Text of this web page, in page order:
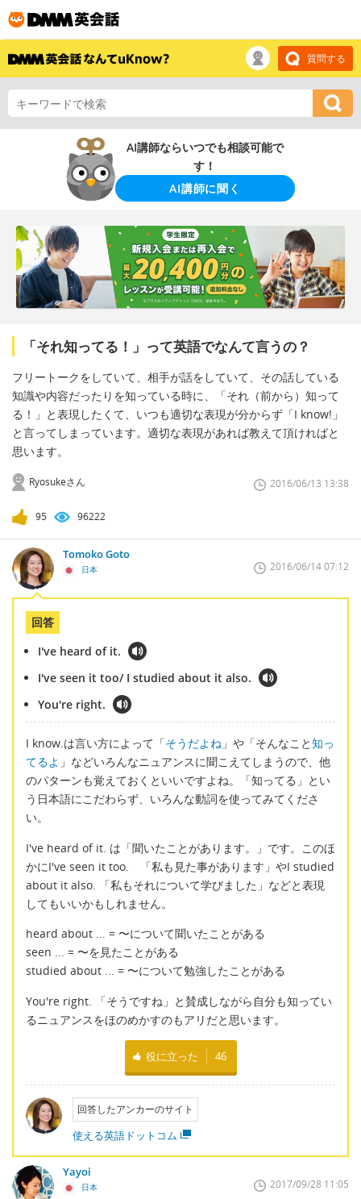
質問する
AI講師ならいつでも相談可能で
す！
AI講師に聞く
「それ知ってる！」って英語でなんて言うの？
フリートークをしていて、相手が話をしていて、その話している
知識や内容だったりを知っている時に、「それ（前から）知って
る！」と表現したくて、いつも適切な表現が分からず「I know!」
と言ってしまっています。適切な表現があれば教えて頂ければと
思います。
Ryosukeさん 2016/06/13 13:38
95 96222
Tomoko Goto
日本 2016/06/14 07:12
回答
I've heard of it.
I've seen it too/ I studied about it also.
You're right.
I know.は言い方によって「そうだよね 」や「そんなこと知っ
てるよ 」などいろんなニュアンスに聞こえてしまうので、他
のパターンも覚えておくといいですよね。「知ってる」とい
う日本語にこだわらず、いろんな動詞を使ってみてくださ
い。
I've heard of it. は「聞いたことがあります。」です。このほ
かにI've seen it too. 「私も見た事があります」やI studied
about it also. 「私もそれについて学びました」などと表現
してもいいかもしれません。
heard about ... = 〜について聞いたことがある
seen ... = 〜を見たことがある
studied about ... = 〜について勉強したことがある
You're right. 「そうですね」と賛成しながら自分も知ってい
るニュアンスをほのめかすのもアリだと思います。
役に立った 46
回答したアンカーのサイト
使える英語ドットコム
Yayoi
日本 2017/09/28 11:05